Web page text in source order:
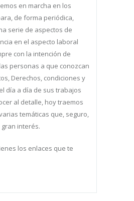
en marcha en los
de forma periódica,
serie de aspectos de
en el aspecto laboral
con la intención de
personas a que conozcan
Derechos, condiciones y
día a día de sus trabajos
al detalle, hoy traemos
temáticas que, seguro,
interés.
los enlaces que te